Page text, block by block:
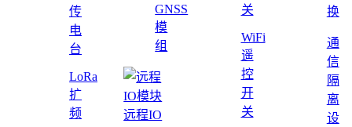
传
电
台
LoRa
扩
频
GNSS
模
组
远程IO
关
WiFi
遥
控
开
关
换
通
信
隔
离
设